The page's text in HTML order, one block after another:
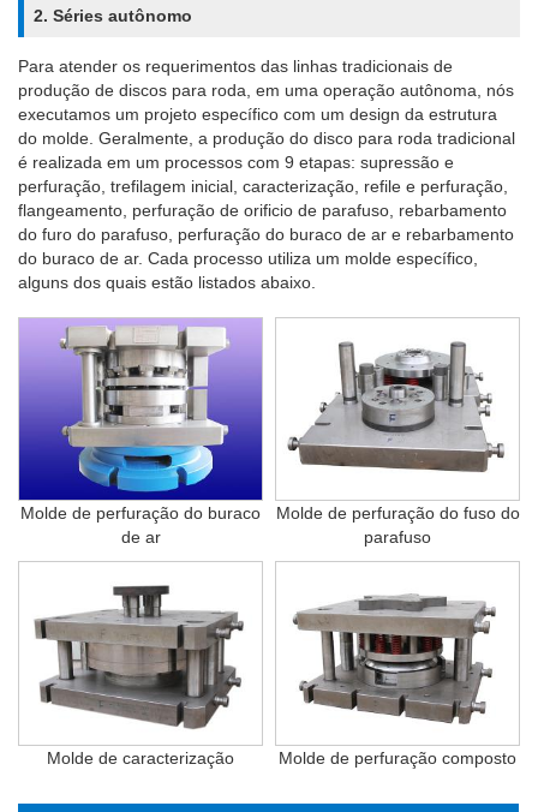
2. Séries autônomo
Para atender os requerimentos das linhas tradicionais de
produção de discos para roda, em uma operação autônoma, nós
executamos um projeto específico com um design da estrutura
do molde. Geralmente, a produção do disco para roda tradicional
é realizada em um processos com 9 etapas: supressão e
perfuração, trefilagem inicial, caracterização, refile e perfuração,
flangeamento, perfuração de orificio de parafuso, rebarbamento
do furo do parafuso, perfuração do buraco de ar e rebarbamento
do buraco de ar. Cada processo utiliza um molde específico,
alguns dos quais estão listados abaixo.
Molde de perfuração do buraco
de ar
Molde de perfuração do fuso do
parafuso
Molde de caracterização Molde de perfuração composto